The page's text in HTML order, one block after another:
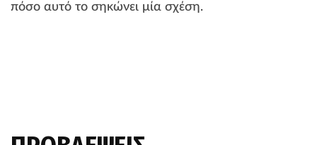
πόσο αυτό το σηκώνει μία σχέση.